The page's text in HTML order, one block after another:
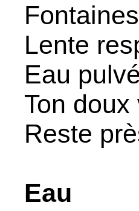
Lente
Eau
Ton
Reste
Eau